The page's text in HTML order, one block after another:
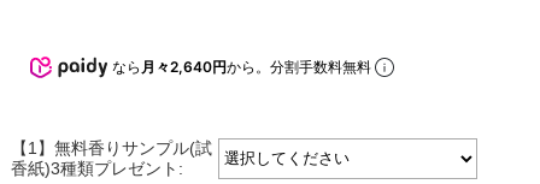
なら 月々2,640円から。分割手数料無料
【1】無料香りサンプル(試
香紙)3種類プレゼント: